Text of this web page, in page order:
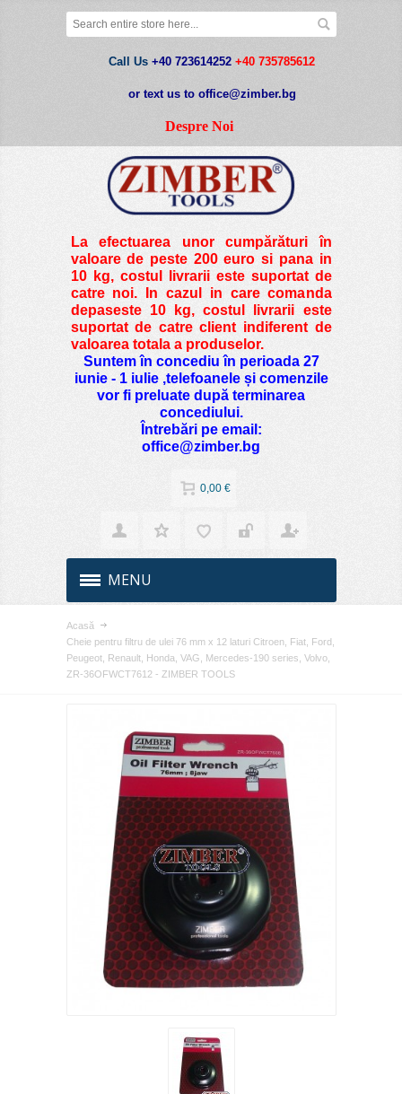
Call Us +40 723614252 +40 735785612
or text us to office@zimber.bg
Despre Noi
La efectuarea unor cumpărături în
valoare de peste200 euro si pana in
10 kg, costul livrarii este suportat de
catre noi. In cazul in care comanda
depaseste 10 kg, costul livrarii este
suportat de catre client indiferent de
valoarea totala a produselor.
Suntem în concediu în perioada 27
iunie - 1 iulie ,telefoanele și comenzile
vor fi preluate după terminarea
concediului.
Întrebări pe email:
office@zimber.bg
0,00 €
MENU
Acasă
Cheie pentru filtru de ulei 76 mm x 12 laturi Citroen, Fiat, Ford,
Peugeot, Renault, Honda, VAG, Mercedes-190 series, Volvo,
ZR-36OFWCT7612 - ZIMBER TOOLS